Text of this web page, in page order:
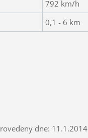
792 km/h
0,1 - 6 km
dne: 11.1.2014